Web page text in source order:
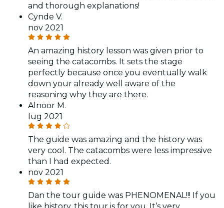
and thorough explanations!
Cynde V.
nov 2021
An amazing history lesson was given prior to
seeing the catacombs. It sets the stage
perfectly because once you eventually walk
down your already well aware of the
reasoning why they are there.
Alnoor M.
lug 2021
The guide was amazing and the history was
very cool. The catacombs were less impressive
than I had expected.
nov 2021
Dan the tour guide was PHENOMENAL!!! If you
like history, this tour is for you. It’s very